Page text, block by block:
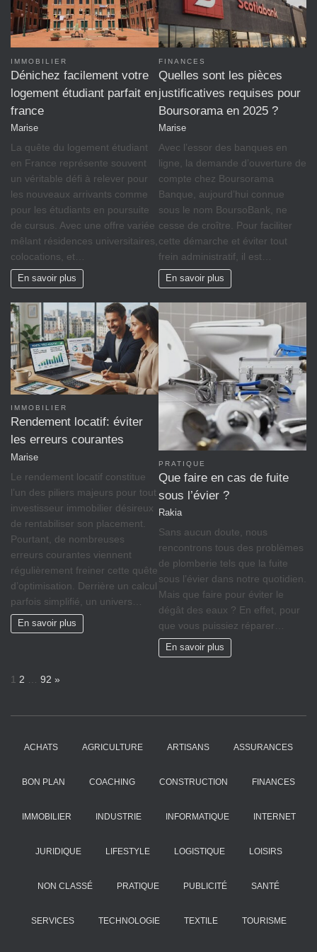
IMMOBILIER
Dénichez facilement votre
logement étudiant parfait en
france
Marise
La quête du logement étudiant
en France représente souvent
un véritable défi à relever pour
les nouveaux arrivants comme
pour les étudiants en poursuite
de cursus. Avec une offre variée
mêlant résidences universitaires,
colocations, et…
En savoir plus
FINANCES
Quelles sont les pièces
justificatives requises pour
Boursorama en 2025 ?
Marise
Avec l’essor des banques en
ligne, la demande d’ouverture de
compte chez Boursorama
Banque, aujourd’hui connue
sous le nom BoursoBank, ne
cesse de croître. Pour faciliter
cette démarche et éviter tout
frein administratif, il est…
En savoir plus
IMMOBILIER
Rendement locatif: éviter
les erreurs courantes
Marise
Le rendement locatif constitue
l’un des piliers majeurs pour tout
investisseur immobilier désireux
de rentabiliser son placement.
Pourtant, de nombreuses
erreurs courantes viennent
régulièrement freiner cette quête
d’optimisation. Derrière un calcul
parfois simplifié, un univers…
En savoir plus
PRATIQUE
Que faire en cas de fuite
sous l’évier ?
Rakia
Sans aucun doute, nous
rencontrons tous des problèmes
de plomberie tels que la fuite
sous l’évier dans notre quotidien.
Mais que faire pour éviter le
dégât des eaux ? En effet, pour
que vous puissiez réparer…
En savoir plus
P1 2 92 N
»
ACHATS AGRICULTURE ARTISANS ASSURANCES
BON PLAN COACHING CONSTRUCTION FINANCES
IMMOBILIER INDUSTRIE INFORMATIQUE INTERNET
JURIDIQUE LIFESTYLE LOGISTIQUE LOISIRS
NON CLASSÉ PRATIQUE PUBLICITÉ SANTÉ
SERVICES TECHNOLOGIE TEXTILE TOURISME